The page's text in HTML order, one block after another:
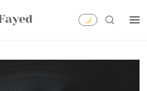
SEARCH